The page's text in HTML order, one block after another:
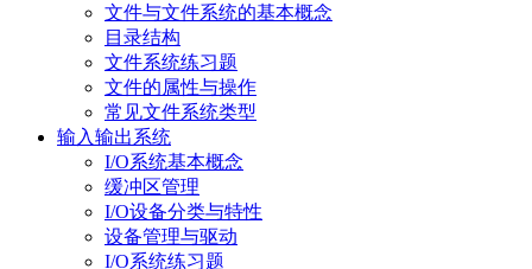
文件与文件系统的基本概念
目录结构
文件系统练习题
文件的属性与操作
常见文件系统类型
输入输出系统
I/O系统基本概念
缓冲区管理
I/O设备分类与特性
设备管理与驱动
I/O系统练习题